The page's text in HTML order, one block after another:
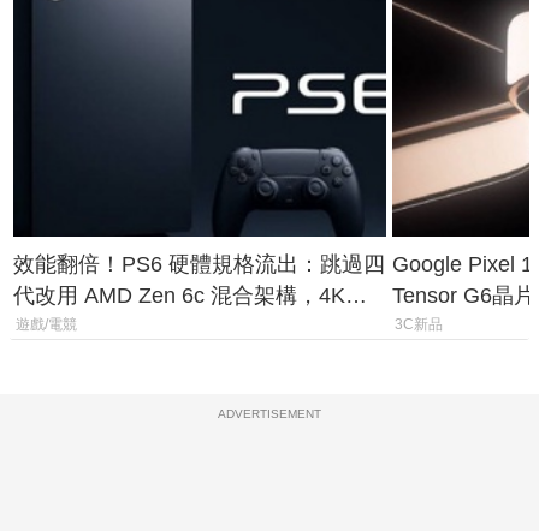
效能翻倍！PS6 硬體規格流出：跳過四
代改用 AMD Zen 6c 混合架構，4K
120fps 與全光追時代來臨
遊戲/電競
Google Pixel
Tensor G6晶
元
3C新品
ADVERTISEMENT